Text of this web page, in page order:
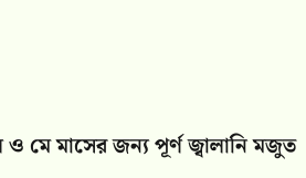
ও মে মাসের জন্য পূর্ণ জ্বালানি মজুত